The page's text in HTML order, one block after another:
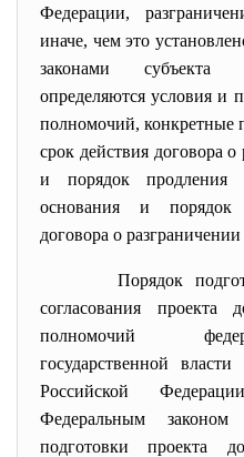
Федерации,
иначе, чем это
законами субъекта
определяются условия и
полномочий, конкретные
срок действия договора
и порядок продления
основания и порядок
договора о
Порядок
согласования проекта
полномочий
государственной
Российской
Федеральным
подготовки проекта